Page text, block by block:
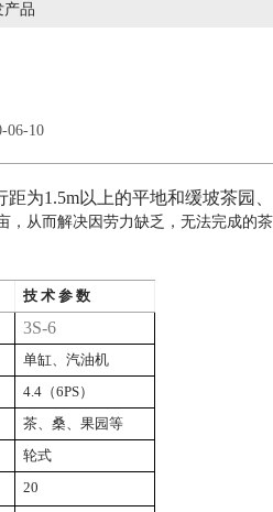
产品
06-10
距为1.5m以上的平地和缓坡茶园
，从而解决因劳力缺乏，无法完成的
技 术 参 数
3S-6
单缸、汽油机
4.4 （6PS）
茶、桑、果园等
轮式
20